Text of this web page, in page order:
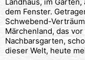
dem Fenster.
Schwebend-
Märchenland, das
Nachbarsgarten,
dieser Welt, heute